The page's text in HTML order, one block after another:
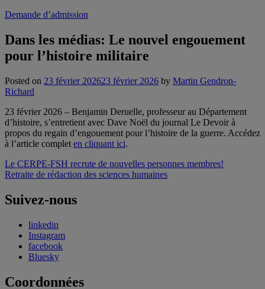
Demande d’admission
Dans les médias: Le nouvel engouement
pour l’histoire militaire
Posted on 23 février 202623 février 2026 by Martin Gendron-
Richard
23 février 2026 – Benjamin Deruelle, professeur au Département
d’histoire, s’entretient avec Dave Noël du journal Le Devoir à
propos du regain d’engouement pour l’histoire de la guerre. Accédez
à l’article complet en cliquant ici.
Navigation
de
l'article
Le CERPE-FSH recrute de nouvelles personnes membres!
Retraite de rédaction des sciences humaines
Suivez-nous
linkedin
Instagram
facebook
Bluesky
Coordonnées